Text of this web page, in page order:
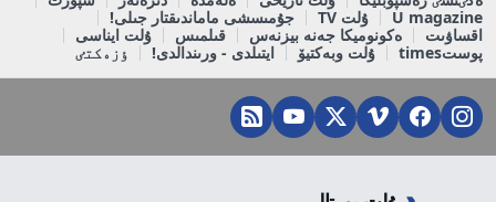
U magazine
ۇلت TV
جۇمىسشى ماماندىقتار جىلى!
اقساۋىت
ەكونوميكا جەنە بيزنەس قىلمىس
ۇلت ايناسى
پوستtimes
ۇلت وبەكتيۆ ايتىلدى - ورىندالدى! ٶزەكتٸ